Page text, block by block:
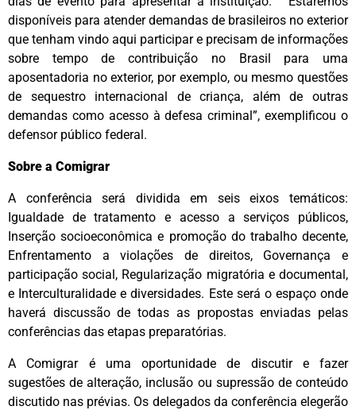
disponíveis para atender demandas de brasileiros no exterior
que tenham vindo aqui participar e precisam de informações
sobre tempo de contribuição no Brasil para uma
aposentadoria no exterior, por exemplo, ou mesmo questões
de sequestro internacional de criança, além de outras
demandas como acesso à defesa criminal”, exemplificou o
defensor público federal.
Sobre a Comigrar
A conferência será dividida em seis eixos temáticos:
Igualdade de tratamento e acesso a serviços públicos,
Inserção socioeconômica e promoção do trabalho decente,
Enfrentamento a violações de direitos, Governança e
participação social, Regularização migratória e documental,
e Interculturalidade e diversidades. Este será o espaço onde
haverá discussão de todas as propostas enviadas pelas
conferências das etapas preparatórias.
A Comigrar é uma oportunidade de discutir e fazer
sugestões de alteração, inclusão ou supressão de conteúdo
discutido nas prévias. Os delegados da conferência elegerão